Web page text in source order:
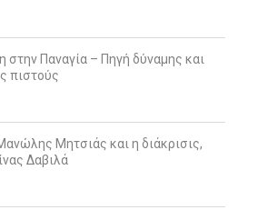
στην Παναγία – Πηγή δύναμης και
πιστούς
Μητσιάς και η διάκρισις,
Δαβιλά